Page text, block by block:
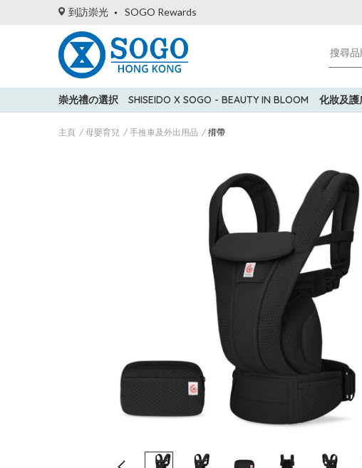
到訪崇光 SOGO Rewards
崇光禮の選択 SHISEIDO X SOGO - BEAUTY IN BLOOM 化妝及護
主頁 母嬰育兒 手推車及外出用品 揹帶